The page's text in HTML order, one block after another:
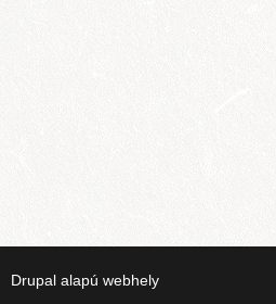
Drupal alapú webhely